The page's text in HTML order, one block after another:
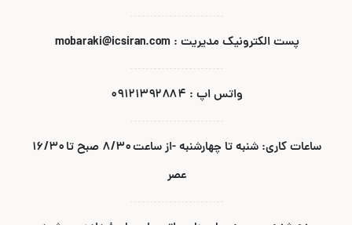
پست الکترونیک مدیریت : mobaraki@icsiran.com
واتس اپ : ۰۹۱۲۱۳۹۲۸۸۴
ساعات کاری: شنبه تا چهارشنبه -از ساعت ۸/۳۰ صبح تا ۱۶/۳۰
عصر